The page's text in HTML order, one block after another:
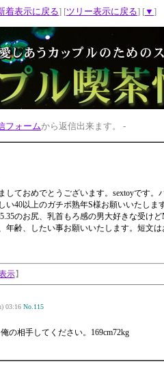
着表示に戻る] [ツリー表示に戻る] [▼ ]
フォームから返信出来ます。 -
しておめでとうございます。sextoyです
い40以上のガチポ熟年S様お願いいたし
のお尻、乳首もろ感の男大好きな受け
年齢、したい事お願いいたします。短文
示】
03:16 No.115
の相手してください。169cm72kg